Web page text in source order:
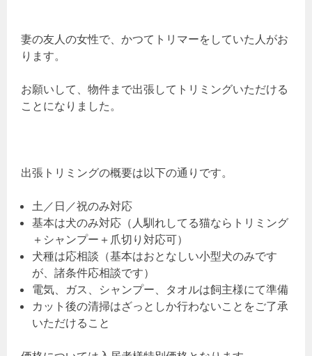
妻の友人の女性で、かつてトリマーをしていた人がお
ります。
お願いして、物件まで出張してトリミングいただける
ことになりました。
出張トリミングの概要は以下の通りです。
土／日／祝のみ対応
基本は犬のみ対応（人馴れしてる猫ならトリミング
＋シャンプー＋爪切り対応可）
犬種は応相談（基本はおとなしい小型犬のみです
が、諸条件応相談です）
電気、ガス、シャンプー、タオルは飼主様にて準備
カット後の清掃はざっとしか行わないことをご了承
いただけること